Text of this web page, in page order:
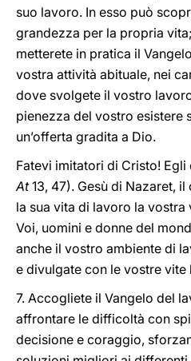
suo lavoro. In esso può
grandezza per la propria
metterete in pratica il
vostra attività abituale, nei
dove svolgete il vostro
pienezza del vostro esistere
un’offerta gradita a Dio.
Fatevi imitatori di Cristo!
At13, 47). Gesù di Nazaret,
la sua vita di lavoro la
Voi, uomini e donne del
anche il vostro ambiente di
e divulgate con le vostre vite
7. Accogliete il Vangelo del
affrontare le difficoltà con
decisione e coraggio,